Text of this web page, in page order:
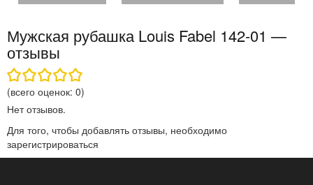
Мужская рубашка Louis Fabel 142-01 —
отзывы
(всего оценок: 0)
Нет отзывов.
Для того, чтобы добавлять отзывы, необходимо
зарегистрироваться